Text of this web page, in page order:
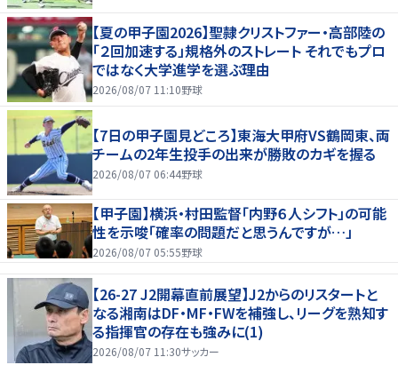
【夏の甲子園2026】聖隷クリストファー・高部陸の
「２回加速する」規格外のストレート それでもプロ
ではなく大学進学を選ぶ理由
2026/08/07 11:10野球
【7日の甲子園見どころ】東海大甲府VS鶴岡東、両
チームの2年生投手の出来が勝敗のカギを握る
2026/08/07 06:44野球
【甲子園】横浜・村田監督「内野６人シフト」の可能
性を示唆「確率の問題だと思うんですが…」
2026/08/07 05:55野球
【26-27 J2開幕直前展望】J2からのリスタートと
なる湘南はDF・MF・FWを補強し、リーグを熟知す
る指揮官の存在も強みに(1)
2026/08/07 11:30サッカー